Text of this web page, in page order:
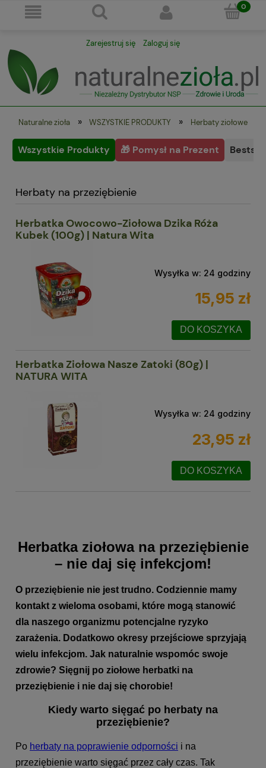
Zarejestruj się Zaloguj się
Naturalne zioła » WSZYSTKIE PRODUKTY » Herbaty ziołowe
Wszystkie Produkty 🎁 Pomysł na Prezent
Herbaty na przeziębienie
Herbatka Owocowo-Ziołowa Dzika Róża
Kubek (100g) | Natura Wita
Wysyłka w: 24 godziny
15,95 zł
DO KOSZYKA
Herbatka Ziołowa Nasze Zatoki (80g) |
NATURA WITA
Wysyłka w: 24 godziny
23,95 zł
DO KOSZYKA
Herbatka ziołowa na przeziębienie
– nie daj się infekcjom!
O przeziębienie nie jest trudno. Codziennie mamy
kontakt z wieloma osobami, które mogą stanowić
dla naszego organizmu potencjalne ryzyko
zarażenia. Dodatkowo okresy przejściowe sprzyjają
wielu infekcjom. Jak naturalnie wspomóc swoje
zdrowie? Sięgnij po ziołowe herbatki na
przeziębienie i nie daj się chorobie!
Kiedy warto sięgać po herbaty na
przeziębienie?
Po herbaty na poprawienie odporności i na
przeziębienie warto sięgać przez cały czas. Tak